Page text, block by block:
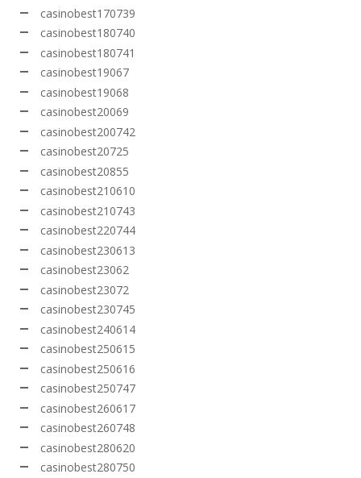
casinobest170739
casinobest180740
casinobest180741
casinobest19067
casinobest19068
casinobest20069
casinobest200742
casinobest20725
casinobest20855
casinobest210610
casinobest210743
casinobest220744
casinobest230613
casinobest23062
casinobest23072
casinobest230745
casinobest240614
casinobest250615
casinobest250616
casinobest250747
casinobest260617
casinobest260748
casinobest280620
casinobest280750